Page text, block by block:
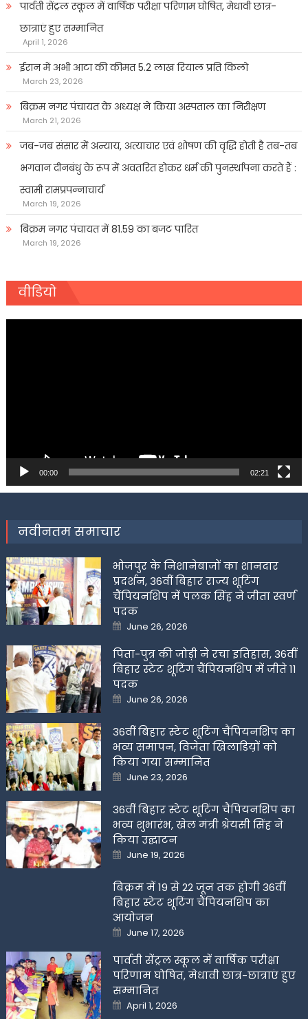
पार्वती सेंट्रल स्कूल में वार्षिक परीक्षा परिणाम घोषित, मेधावी छात्र-
छात्राएं हुए सम्मानित
April 1, 2026
ईरान में अभी आटा की कीमत 5.2 लाख रियाल प्रति किलो
March 23, 2026
बिक्रम नगर पंचायत के अध्यक्ष ने किया अस्पताल का निरीक्षण
March 21, 2026
जब-जब संसार में अन्याय, अत्याचार एवं शोषण की वृद्धि होती है तब-तब
भगवान दीनबंधु के रूप में अवतरित होकर धर्म की पुनर्स्थापना करते हैं :
स्वामी रामप्रपन्नाचार्य
March 19, 2026
बिक्रम नगर पंचायत में 81.59 का बजट पारित
March 19, 2026
वीडियो
00:00 02:21
नवीनतम समाचार
भोजपुर के निशानेबाजों का शानदार
प्रदर्शन, 36वीं बिहार राज्य शूटिंग
चैंपियनशिप में पलक सिंह ने जीता स्वर्ण
पदक
Posted
on
June 26, 2026
पिता-पुत्र की जोड़ी ने रचा इतिहास, 36वीं
बिहार स्टेट शूटिंग चैंपियनशिप में जीते 11
पदक
Posted
on
June 26, 2026
36वीं बिहार स्टेट शूटिंग चैंपियनशिप का
भव्य समापन, विजेता खिलाडिय़ों को
किया गया सम्मानित
Posted
on
June 23, 2026
36वीं बिहार स्टेट शूटिंग चैंपियनशिप का
भव्य शुभारंभ, खेल मंत्री श्रेयसी सिंह ने
किया उद्घाटन
Posted
on
June 19, 2026
बिक्रम में 19 से 22 जून तक होगी 36वीं
बिहार स्टेट शूटिंग चैंपियनशिप का
आयोजन
Posted
on
June 17, 2026
पार्वती सेंट्रल स्कूल में वार्षिक परीक्षा
परिणाम घोषित, मेधावी छात्र-छात्राएं हुए
सम्मानित
Posted
on
April 1, 2026